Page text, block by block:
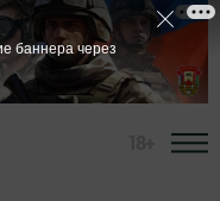
баннера через